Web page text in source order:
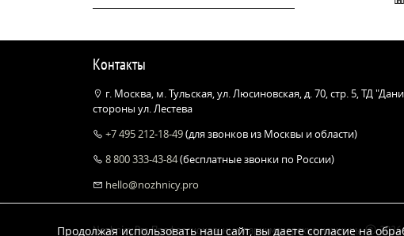
Контакты
г. Москва, м. Тульская, ул. Люсиновская, д. 70, стр. 5, ТД
стороны ул. Лестева
+7 495 212-18-49(для звонков из Москвы и области)
8 800 333-43-84(бесплатные звонки по России)
hello@nozhnicy.pro
Nozhnicy.Pro Профессиональные парикмахерские ножницы 2026
Продолжая использовать наш сайт, вы даете согласие на